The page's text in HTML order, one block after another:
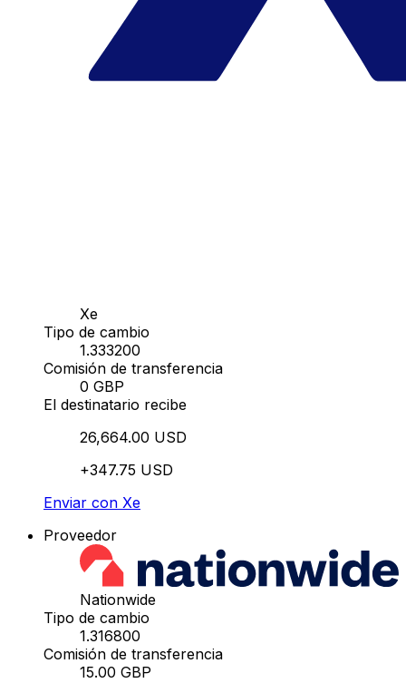
Xe
Tipo de cambio
1.333200
Comisión de transferencia
0 GBP
El destinatario recibe
26,664.00 USD
+347.75 USD
Enviar con Xe
Proveedor
Nationwide
Tipo de cambio
1.316800
Comisión de transferencia
15.00 GBP